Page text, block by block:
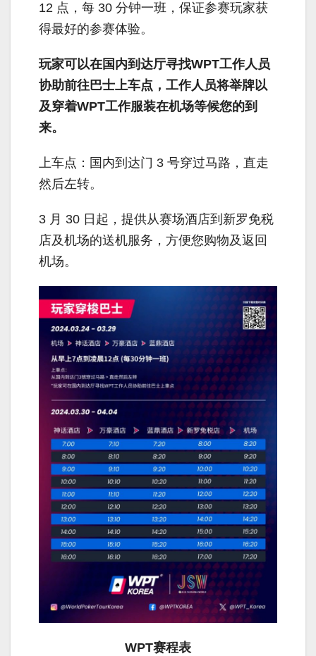
12 点，每 30 分钟一班，保证参赛玩家获
得最好的参赛体验。
玩家可以在国内到达厅寻找WPT工作人员
协助前往巴士上车点，工作人员将举牌以
及穿着WPT工作服装在机场等候您的到
来。
上车点：国内到达门 3 号穿过马路，直走
然后左转。
3 月 30 日起，提供从赛场酒店到新罗免税
店及机场的送机服务，方便您购物及返回
机场。
WPT赛程表